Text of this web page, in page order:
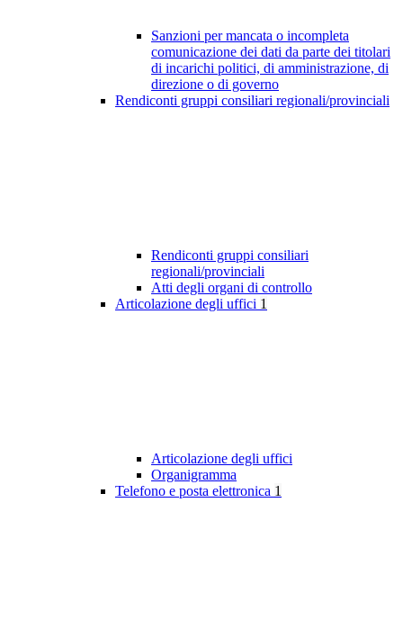
Sanzioni per mancata o incompleta
comunicazione dei dati da parte dei titolari
di incarichi politici, di amministrazione, di
direzione o di governo
Rendiconti gruppi consiliari regionali/provinciali
Rendiconti gruppi consiliari
regionali/provinciali
Atti degli organi di controllo
Articolazione degli uffici 1
Articolazione degli uffici
Organigramma
Telefono e posta elettronica 1